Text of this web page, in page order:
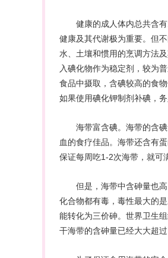
健康的成人体内总共含有
健康及其代谢极为重要。但
水、土壤和惯用的烹调方法
入碘化物作为稳定剂，较为
食品中摄取，含碘较高的食
如果使用碘化钾制剂补碘，务
海带富含碘。海带的含碘
血的食疗佳品。海带还含有
保证每周吃1-2次海带，就可
但是，海带中含砷量也高
化合物都有毒，毒性最大的
能转化为三价砷。世界卫生
干海带的含砷量已经大大超过